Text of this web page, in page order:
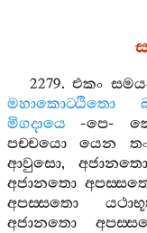
2279.එකං
මහාකොට‍්ඨිතො
මිගදායෙ -පෙ-
පච‍්චයො
යෙන
ආවුසො, අජානතො
අජානතො
අපස‍්සතො
අජානතො